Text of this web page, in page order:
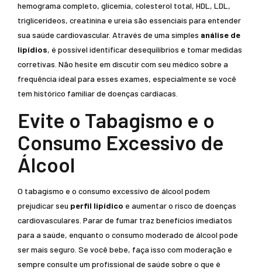
hemograma completo, glicemia, colesterol total, HDL, LDL,
triglicerídeos, creatinina e ureia são essenciais para entender
sua saúde cardiovascular. Através de uma simples análise de
lipídios, é possível identificar desequilíbrios e tomar medidas
corretivas. Não hesite em discutir com seu médico sobre a
frequência ideal para esses exames, especialmente se você
tem histórico familiar de doenças cardíacas.
Evite o Tabagismo e o
Consumo Excessivo de
Álcool
O tabagismo e o consumo excessivo de álcool podem
prejudicar seu perfil lipídico e aumentar o risco de doenças
cardiovasculares. Parar de fumar traz benefícios imediatos
para a saúde, enquanto o consumo moderado de álcool pode
ser mais seguro. Se você bebe, faça isso com moderação e
sempre consulte um profissional de saúde sobre o que é